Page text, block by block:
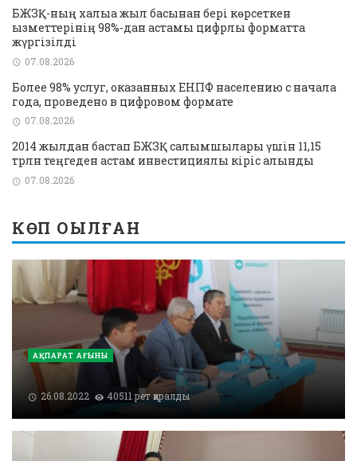
БЖЗҚ-ның халыққа жыл басынан бері көрсеткен
қызметтерінің 98%-дан астамы цифрлық форматта
жүргізілді
07.08.2026
Более 98% услуг, оказанных ЕНПФ населению с начала
года, проведено в цифровом формате
07.08.2026
2014 жылдан бастап БЖЗҚ салымшылары үшін 11,15
трлн теңгеден астам инвестициялық кіріс алынды
07.08.2026
КӨП ОҚЫЛҒАН
АҚПАРАТ АҒЫНЫ
26.08.2022 40511 рет қаралды